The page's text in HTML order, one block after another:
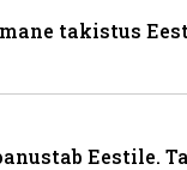
takistus
Eestile.